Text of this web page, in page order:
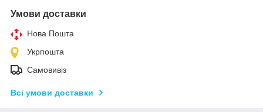
Умови доставки
Нова Пошта
Укрпошта
Самовивіз
Всі умови доставки